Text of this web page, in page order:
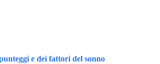
e dei fattori del sonno